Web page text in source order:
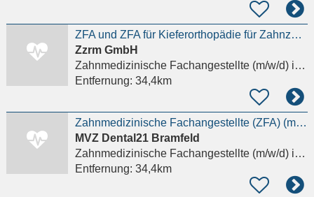
ZFA und ZFA für Kieferorthopädie für Zahnzentrum gesucht!
Zzrm GmbH
Zahnmedizinische Fachangestellte (m/w/d)in Schöneck
Entfernung: 34,4km
Zahnmedizinische Fachangestellte (ZFA) (m/w/d) – Chirurgie
MVZ Dental21 Bramfeld
Zahnmedizinische Fachangestellte (m/w/d)in Frankfurt am Main, Westend-Süd
Entfernung: 34,4km